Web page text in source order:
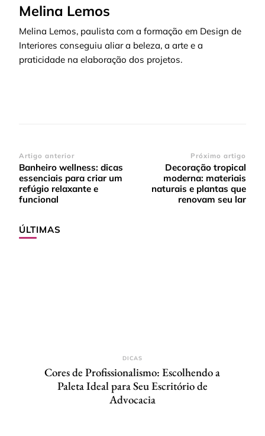
Melina Lemos
Melina Lemos, paulista com a formação em Design de
Interiores conseguiu aliar a beleza, a arte e a
praticidade na elaboração dos projetos.
Navegação
de
post
Artigo anterior
Banheiro wellness: dicas
essenciais para criar um
refúgio relaxante e
funcional
Próximo artigo
Decoração tropical
moderna: materiais
naturais e plantas que
renovam seu lar
ÚLTIMAS
DICAS
Cores de Profissionalismo: Escolhendo a
Paleta Ideal para Seu Escritório de
Advocacia